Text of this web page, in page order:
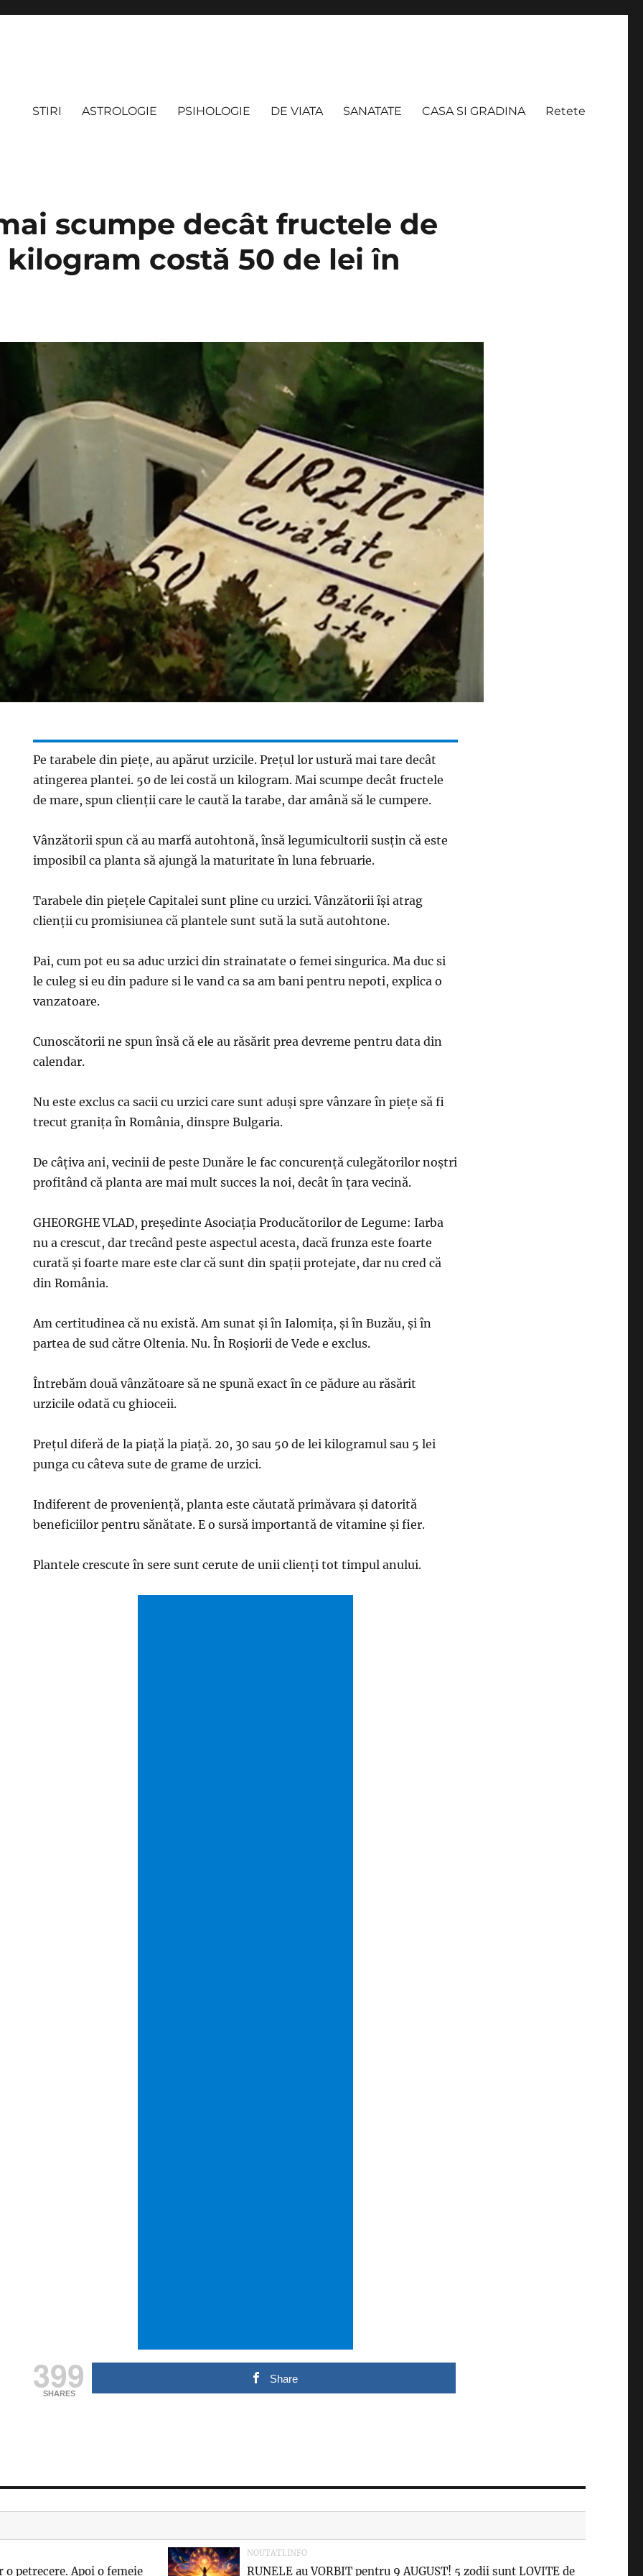
STIRI ASTROLOGIE PSIHOLOGIE DE VIATA SANATATE CASA SI GRADINA Retete
scumpe decât fructele de
kilogram costă 50 de lei în
Pe tarabele din pieţe, au apărut urzicile. Preţul lor ustură mai tare decât
atingerea plantei. 50 de lei costă un kilogram. Mai scumpe decât fructele
de mare, spun clienţii care le caută la tarabe, dar amână să le cumpere.
Vânzătorii spun că au marfă autohtonă, însă legumicultorii susţin că este
imposibil ca planta să ajungă la maturitate în luna februarie.
Tarabele din pieţele Capitalei sunt pline cu urzici. Vânzătorii îşi atrag
clienţii cu promisiunea că plantele sunt sută la sută autohtone.
Pai, cum pot eu sa aduc urzici din strainatate o femei singurica. Ma duc si
le culeg si eu din padure si le vand ca sa am bani pentru nepoti, explica o
vanzatoare.
Cunoscătorii ne spun însă că ele au răsărit prea devreme pentru data din
calendar.
Nu este exclus ca sacii cu urzici care sunt aduşi spre vânzare în pieţe să fi
trecut graniţa în România, dinspre Bulgaria.
De câţiva ani, vecinii de peste Dunăre le fac concurenţă culegătorilor noştri
profitând că planta are mai mult succes la noi, decât în ţara vecină.
GHEORGHE VLAD, preşedinte Asociaţia Producătorilor de Legume: Iarba
nu a crescut, dar trecând peste aspectul acesta, dacă frunza este foarte
curată şi foarte mare este clar că sunt din spaţii protejate, dar nu cred că
din România.
Am certitudinea că nu există. Am sunat şi în Ialomiţa, şi în Buzău, şi în
partea de sud către Oltenia. Nu. În Roşiorii de Vede e exclus.
Întrebăm două vânzătoare să ne spună exact în ce pădure au răsărit
urzicile odată cu ghioceii.
Preţul diferă de la piaţă la piaţă. 20, 30 sau 50 de lei kilogramul sau 5 lei
punga cu câteva sute de grame de urzici.
Indiferent de provenienţă, planta este căutată primăvara şi datorită
beneficiilor pentru sănătate. E o sursă importantă de vitamine şi fier.
Plantele crescute în sere sunt cerute de unii clienţi tot timpul anului.
399
SHARES
Share
o petrecere. Apoi o femeie
NOUTATI.INFO
RUNELE au VORBIT pentru 9 AUGUST! 5 zodii sunt LOVITE de